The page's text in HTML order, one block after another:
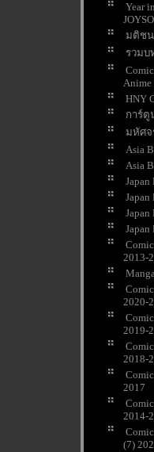
Year
มติช
รวมบ
Anime
HNY
การ์ตู
มหัศจ
Asia
Asia
2013-
2020-
2019-
2018-
2017
2014-
(7)